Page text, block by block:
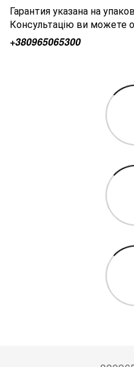
Гарантия указана на
Консультацію ви можете
+380965065300